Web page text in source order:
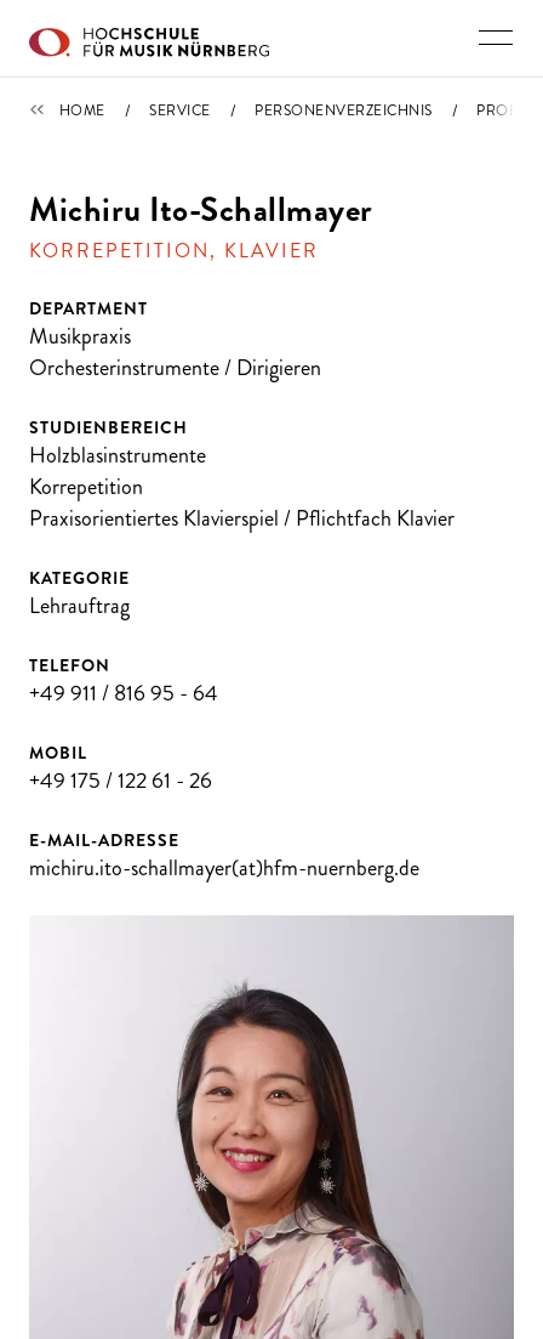
PERSONENVERZEICHNIS
HOME SERVICE PERSONENVERZEICHNIS PROFIL
Michiru Ito-Schallmayer
KORREPETITION, KLAVIER
DEPARTMENT
Musikpraxis
Orchesterinstrumente / Dirigieren
STUDIENBEREICH
Holzblasinstrumente
Korrepetition
Praxisorientiertes Klavierspiel / Pflichtfach Klavier
KATEGORIE
Lehrauftrag
TELEFON
+49 911 / 816 95 - 64
MOBIL
+49 175 / 122 61 - 26
E-MAIL-ADRESSE
michiru.ito-schallmayer(at)hfm-nuernberg.de